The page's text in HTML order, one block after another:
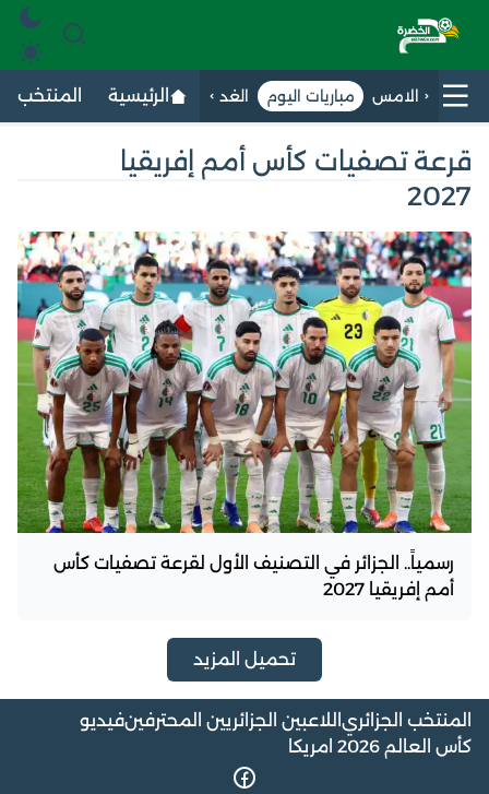
الامس مباريات اليوم الغد الرئيسية المنتخب
قرعة تصفيات كأس أمم إفريقيا
2027
رسمياً.. الجزائر في التصنيف الأول لقرعة تصفيات كأس
أمم إفريقيا 2027
تحميل المزيد
المنتخب الجزائري اللاعبين الجزائريين المحترفينفيديو
كأس العالم 2026 امريكا